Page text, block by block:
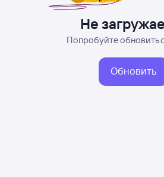
Не
Попробуйте обновить
Обновить